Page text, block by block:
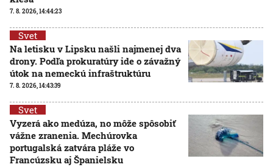
7. 8. 2026, 14:44:23
Svet
Na letisku v Lipsku našli najmenej dva
drony. Podľa prokuratúry ide o závažný
útok na nemeckú infraštruktúru
7. 8. 2026, 14:43:39
Svet
Vyzerá ako medúza, no môže spôsobiť
vážne zranenia. Mechúrovka
portugalská zatvára pláže vo
Francúzsku aj Španielsku